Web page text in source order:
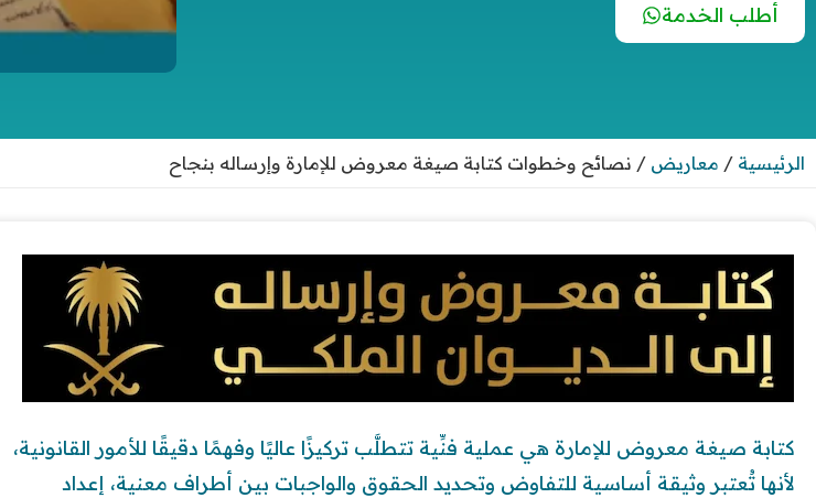
أطلب الخدمة
الرئيسية / معاريض / نصائح وخطوات كتابة صيغة معروض للإمارة وإرساله بنجاح
كتابة صيغة معروض للإمارة هي عملية فنِّية تتطلَّب تركيزًا عاليًا وفهمًا دقيقًا للأمور القانونية،
لأنها تُعتبر وثيقة أساسية للتفاوض وتحديد الحقوق والواجبات بين أطراف معنية، إعداد